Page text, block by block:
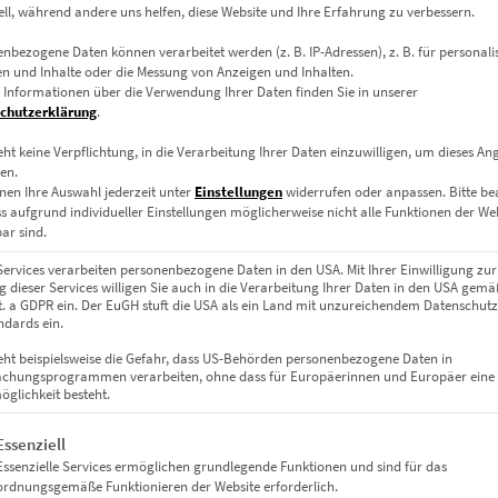
nach Ladenschluss – still, aber voller visuellem Leben.
Ideal für Räume, die modernen Stil und städtisches
gefertigt
Lounges
auf Holzrahmen
während andere uns helfen, diese Website und Ihre Erfahrung zu verbessern.
Daten können verarbeitet werden (z. B. IP-Adressen), z. B. für
und Inhalte oder die Messung von Anzeigen und Inhalten.
Informationen über die Verwendung Ihrer Daten finden Sie in unserer
.
keine Verpflichtung, in die Verarbeitung Ihrer Daten einzuwilligen, um dieses
Ihre Auswahl jederzeit unter Einstellungenwiderrufen oder anpassen. Bitte
aufgrund individueller Einstellungen möglicherweise nicht alle Funktionen der
sind.
verarbeiten personenbezogene Daten in den USA. Mit Ihrer Einwilligung zur
dieser Services willigen Sie auch in die Verarbeitung Ihrer Daten in den USA
a GDPR ein. Der EuGH stuft die USA als ein Land mit unzureichendem
ein.
beispielsweise die Gefahr, dass US-Behörden personenbezogene Daten in
verarbeiten, ohne dass für Europäerinnen und Europäer eine
besteht.
eine Liste der Service-Gruppen, für die eine Einwilligung
Services ermöglichen grundlegende Funktionen und sind für das
Funktionieren der Website erforderlich.